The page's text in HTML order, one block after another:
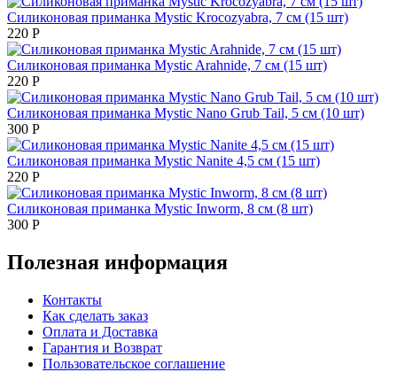
Силиконовая приманка Mystic Krocozyabra, 7 см (15 шт)
220 Р
Силиконовая приманка Mystic Arahnide, 7 см (15 шт)
220 Р
Силиконовая приманка Mystic Nano Grub Tail, 5 см (10 шт)
300 Р
Силиконовая приманка Mystic Nanite 4,5 см (15 шт)
220 Р
Силиконовая приманка Mystic Inworm, 8 см (8 шт)
300 Р
Полезная информация
Контакты
Как сделать заказ
Оплата и Доставка
Гарантия и Возврат
Пользовательское соглашение